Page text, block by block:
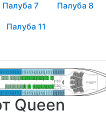
Палуба 7 Палуба 8
Палуба 11
Queen